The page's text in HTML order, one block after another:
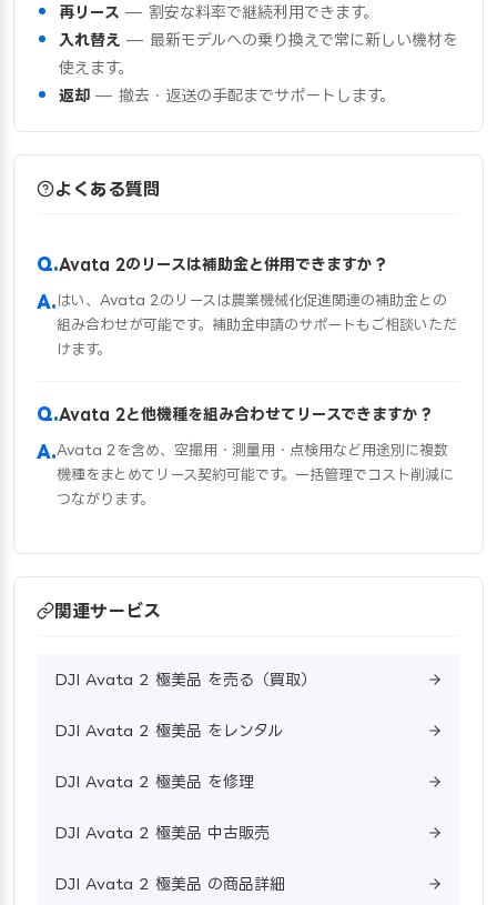
再リース — 割安な料率で継続利用できます。
入れ替え — 最新モデルへの乗り換えで常に新しい機材を
使えます。
返却 — 撤去・返送の手配までサポートします。
よくある質問
Avata 2のリースは補助金と併用できますか？
はい、Avata 2のリースは農業機械化促進関連の補助金との
組み合わせが可能です。補助金申請のサポートもご相談いただ
けます。
Avata 2と他機種を組み合わせてリースできますか？
Avata 2を含め、空撮用・測量用・点検用など用途別に複数
機種をまとめてリース契約可能です。一括管理でコスト削減に
つながります。
関連サービス
DJI Avata 2 極美品 を売る（買取）
DJI Avata 2 極美品 をレンタル
DJI Avata 2 極美品 を修理
DJI Avata 2 極美品 中古販売
DJI Avata 2 極美品 の商品詳細